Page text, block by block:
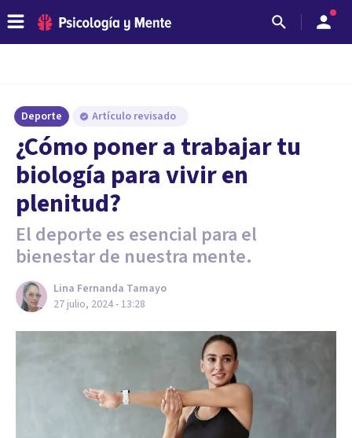
Deporte Artículo revisado
¿Cómo poner a trabajar tu
biología para vivir en
plenitud?
El deporte es esencial para el
bienestar de nuestra mente.
Lina Fernanda Tamayo
27 julio, 2024 - 13:28